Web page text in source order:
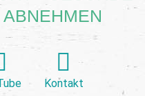
Kontakt